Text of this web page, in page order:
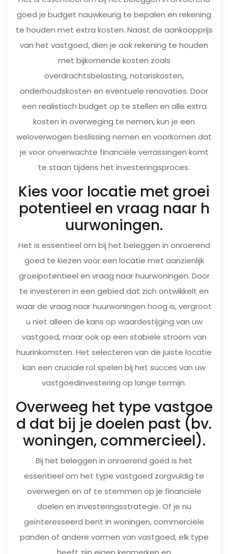
goed je budget nauwkeurig te bepalen en rekening
te houden met extra kosten. Naast de aankoopprijs
van het vastgoed, dien je ook rekening te houden
met bijkomende kosten zoals
overdrachtsbelasting, notariskosten,
onderhoudskosten en eventuele renovaties. Door
een realistisch budget op te stellen en alle extra
kosten in overweging te nemen, kun je een
weloverwogen beslissing nemen en voorkomen dat
je voor onverwachte financiële verrassingen komt
te staan tijdens het investeringsproces.
Kies voor locatie met groei
potentieel en vraag naar h
uurwoningen.
Het is essentieel om bij het beleggen in onroerend
goed te kiezen voor een locatie met aanzienlijk
groeipotentieel en vraag naar huurwoningen. Door
te investeren in een gebied dat zich ontwikkelt en
waar de vraag naar huurwoningen hoog is, vergroot
u niet alleen de kans op waardestijging van uw
vastgoed, maar ook op een stabiele stroom van
huurinkomsten. Het selecteren van de juiste locatie
kan een cruciale rol spelen bij het succes van uw
vastgoedinvestering op lange termijn.
Overweeg het type vastgoe
d dat bij je doelen past (bv.
woningen, commercieel).
Bij het beleggen in onroerend goed is het
essentieel om het type vastgoed zorgvuldig te
overwegen en af te stemmen op je financiële
doelen en investeringsstrategie. Of je nu
geïnteresseerd bent in woningen, commerciële
panden of andere vormen van vastgoed, elk type